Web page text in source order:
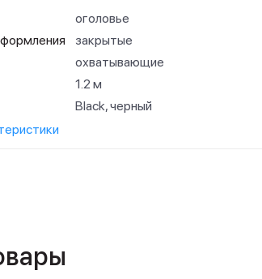
оголовье
закрытые
охватывающие
1.2 м
Black, черный